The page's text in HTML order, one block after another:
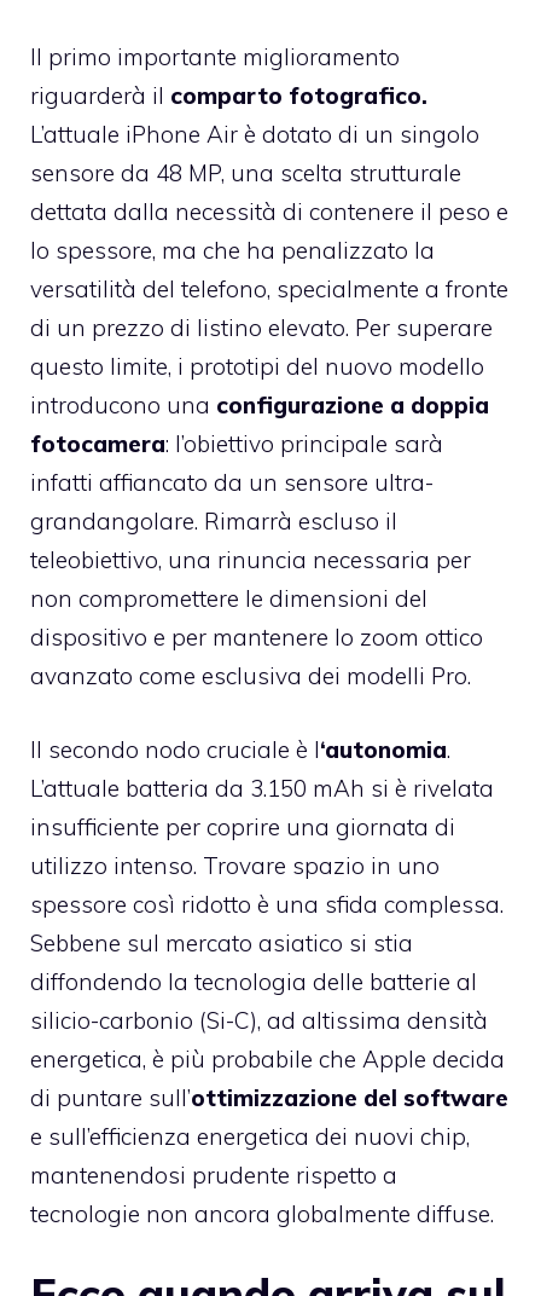
Il primo importante miglioramento
riguarderà il comparto fotografico.
L’attuale iPhone Air è dotato di un singolo
sensore da 48 MP, una scelta strutturale
dettata dalla necessità di contenere il peso e
lo spessore, ma che ha penalizzato la
versatilità del telefono, specialmente a fronte
di un prezzo di listino elevato. Per superare
questo limite, i prototipi del nuovo modello
introducono una configurazione a doppia
fotocamera: l’obiettivo principale sarà
infatti affiancato da un sensore ultra-
grandangolare. Rimarrà escluso il
teleobiettivo, una rinuncia necessaria per
non compromettere le dimensioni del
dispositivo e per mantenere lo zoom ottico
avanzato come esclusiva dei modelli Pro.
Il secondo nodo cruciale è l‘autonomia.
L’attuale batteria da 3.150 mAh si è rivelata
insufficiente per coprire una giornata di
utilizzo intenso. Trovare spazio in uno
spessore così ridotto è una sfida complessa.
Sebbene sul mercato asiatico si stia
diffondendo la tecnologia delle batterie al
silicio-carbonio (Si-C), ad altissima densità
energetica, è più probabile che Apple decida
di puntare sull’ottimizzazione del software
e sull’efficienza energetica dei nuovi chip,
mantenendosi prudente rispetto a
tecnologie non ancora globalmente diffuse.